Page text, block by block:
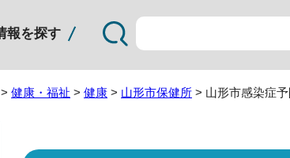
報を探す
> 健康・福祉 > 健康 > 山形市保健所 > 山形市感染症